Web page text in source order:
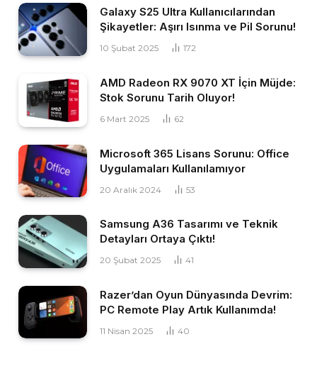
Galaxy S25 Ultra Kullanıcılarından
Şikayetler: Aşırı Isınma ve Pil Sorunu!
10 Şubat 2025 172
AMD Radeon RX 9070 XT İçin Müjde:
Stok Sorunu Tarih Oluyor!
6 Mart 2025 62
Microsoft 365 Lisans Sorunu: Office
Uygulamaları Kullanılamıyor
20 Aralık 2024 53
Samsung A36 Tasarımı ve Teknik
Detayları Ortaya Çıktı!
20 Şubat 2025 41
Razer’dan Oyun Dünyasında Devrim:
PC Remote Play Artık Kullanımda!
11 Nisan 2025 40